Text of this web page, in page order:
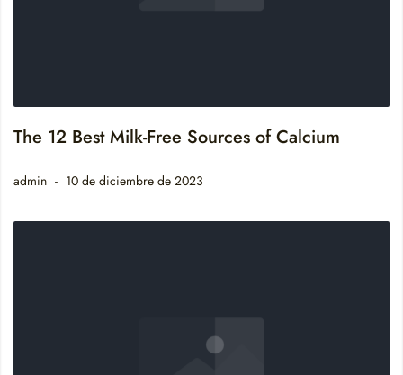
The 12 Best Milk-Free Sources of Calcium
admin 10 de diciembre de 2023